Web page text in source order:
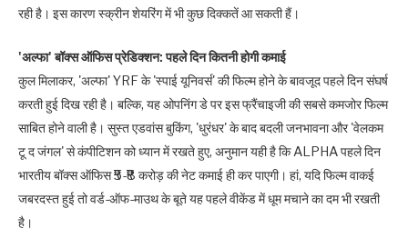
रही है। इस कारण स्क्रीन शेयरिंग में भी कुछ दिक्कतें आ सकती हैं।
'अल्फा' बॉक्‍स ऑफिस प्रेडिक्‍शन: पहले दिन कितनी होगी कमाई
कुल मिलाकर, 'अल्‍फा' YRF के 'स्पाई यूनिवर्स' की फिल्‍म होने के बावजूद पहले दिन संघर्ष
करती हुई दिख रही है। बल्‍क‍ि, यह ओपनिंग डे पर इस फ्रैंचाइजी की सबसे कमजोर फिल्‍म
साबित होने वाली है। सुस्‍त एडवांस बुकिंग, 'धुरंधर' के बाद बदली जनभावना और 'वेलकम
टू द जंगल' से कंपीटिशन को ध्‍यान में रखते हुए, अनुमान यही है कि ALPHA पहले दिन
भारतीय बॉक्‍स ऑफिस ₹5-₹8 करोड़ की नेट कमाई ही कर पाएगी। हां, यदि फिल्‍म वाकई
जबरदस्‍त हुई तो वर्ड-ऑफ-माउथ के बूते यह पहले वीकेंड में धूम मचाने का दम भी रखती
है।